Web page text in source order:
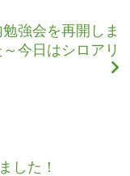
強会を再開しま
～今日はシロアリ
した！